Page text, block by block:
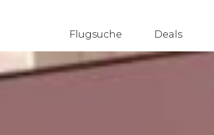
Flugsuche Deals